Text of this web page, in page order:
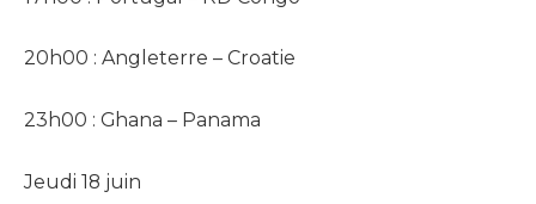
20h00 : Angleterre – Croatie
23h00 : Ghana – Panama
Jeudi 18 juin